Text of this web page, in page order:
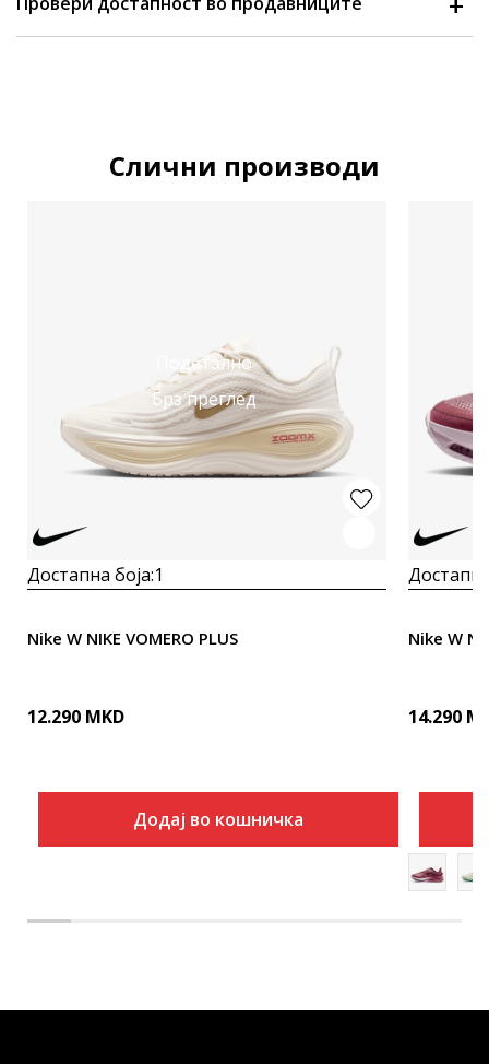
Слични производи
Подетално
Брз преглед
Достапна боја:1
Nike W NIKE VOMERO PLUS
12.290 MKD
Додај во кошничка
Nike W
14.290